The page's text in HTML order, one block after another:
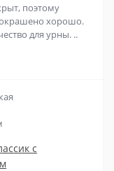
поэтому
хорошо.
для урны. ..
с